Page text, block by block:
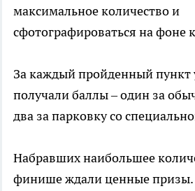
максимальное количество и
сфотографироваться на фоне
За каждый пройденный пункт
получали баллы – один за
два за парковку со
Набравших наибольшее
финише ждали ценные призы.